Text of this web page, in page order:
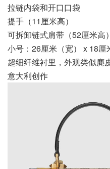
拉链内袋和开口口袋
提手（11厘米高）
可拆卸链式肩带（52厘米高）
小号：26厘米（宽） x 18厘
超细纤维衬里，外观类似麂
意大利创作